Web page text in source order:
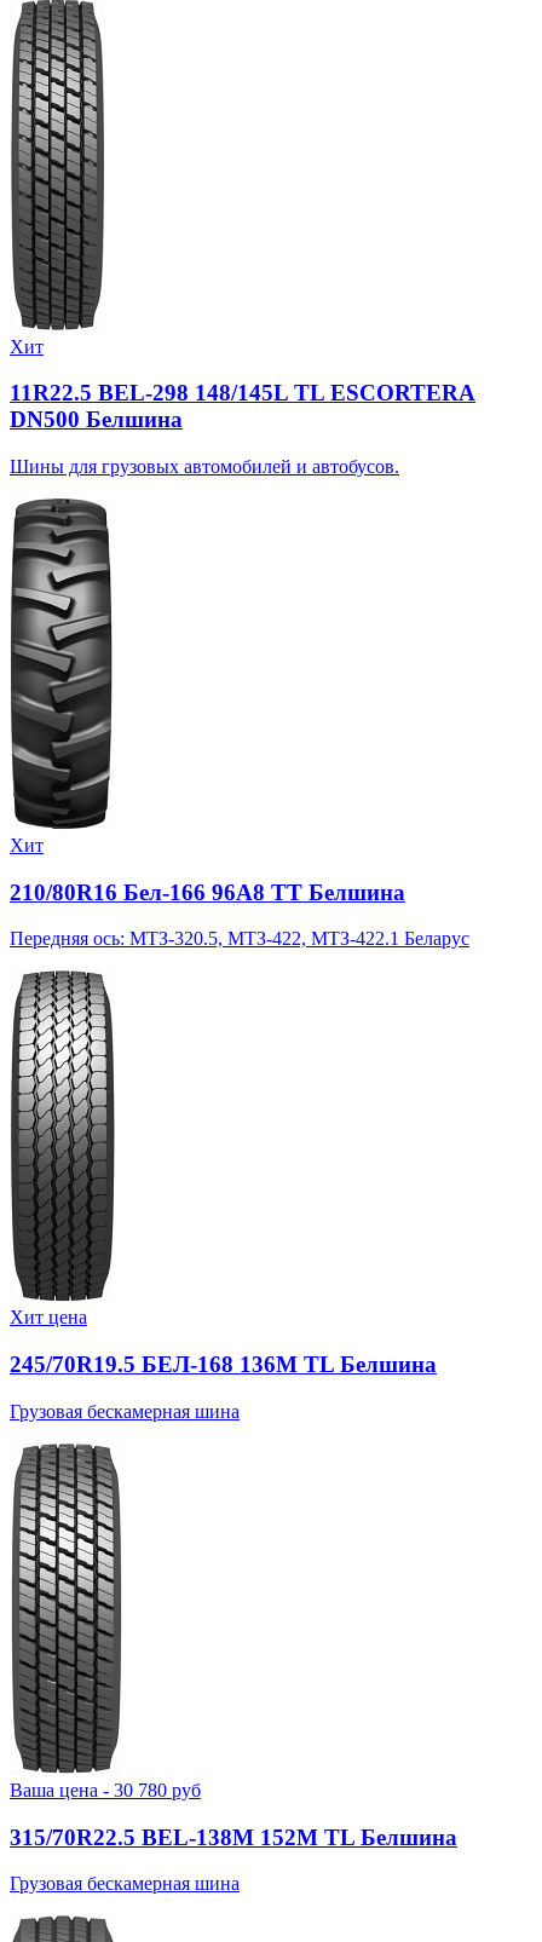
Хит
11R22.5 BEL-298 148/145L TL ESCORTERA
DN500 Белшина
Шины для грузовых автомобилей и автобусов.
Хит
210/80R16 Бел-166 96A8 TT Белшина
Передняя ось: МТЗ-320.5, МТЗ-422, МТЗ-422.1 Беларус
Хит цена
245/70R19.5 БЕЛ-168 136M TL Белшина
Грузовая бескамерная шина
Ваша цена - 30 780 руб
315/70R22.5 BEL-138М 152M TL Белшина
Грузовая бескамерная шина